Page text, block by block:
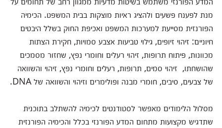
מנת לפענח פשעים ולהציג ראיות מוצקות בבית המשפט. הכימיה
הפורנזית מסייעת למערכות המשפט ואכיפת החוק בשלל היבטים
חיוניים: זיהוי זיופים, גילוי טביעות אצבע סמויות, חקירת הצתות
מכוונות, פיתוח תרופות, זיהוי רעלים וחומרי נפץ, שחזור מסמכים
שהושחתו, זיהוי סמים, תרופות, רעלים וחומרי נפץ, זיהוי והשוואה
של צבעים, סיבים, חומרי מבנה ופולימרים וזיהוי והשוואה של DNA.
מסלול הלימודים מאפשר לסטודנטים לכימיה להשתלב בתוכנית
שתדגיש מקצועות מתחום המדע הפורנזי בכלל והכימיה הפורנזית